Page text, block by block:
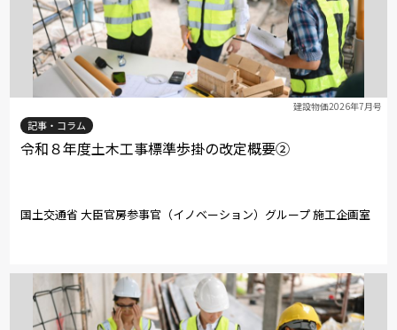
建設物価2026年7月号
記事・コラム
令和８年度土木工事標準歩掛の改定概要②
国土交通省 大臣官房参事官（イノベーション）グループ 施工企画室